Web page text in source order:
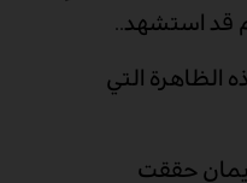
قد استشهد..
الظاهرة التي
حققت